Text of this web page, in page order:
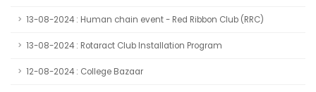
13-08-2024 : Human chain event - Red Ribbon Club (RRC)
13-08-2024 : Rotaract Club Installation Program
12-08-2024 : College Bazaar